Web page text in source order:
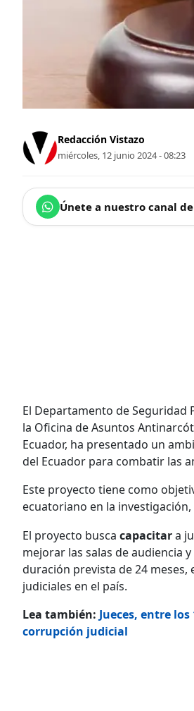
Redacción Vistazo
miércoles, 12 junio 2024 - 08:23
Únete a nuestro canal
El Departamento de Seguridad
la Oficina de Asuntos
Ecuador, ha presentado un
del Ecuador para combatir las
Este proyecto tiene como
ecuatoriano en la
El proyecto busca capacitara
mejorar las salas de audiencia
duración prevista de 24
judiciales en el país.
Lea también: Jueces, entre
corrupción judicial